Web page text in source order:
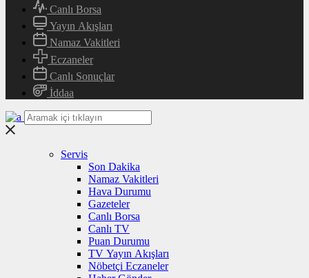
Canlı Borsa
Yayın Akışları
Namaz Vakitleri
Eczaneler
Canlı Sonuçlar
İddaa
Servis
Son Dakika
Namaz Vakitleri
Hava Durumu
Gazeteler
Canlı Borsa
Canlı TV
Puan Durumu
TV Yayın Akışları
Nöbetçi Eczaneler